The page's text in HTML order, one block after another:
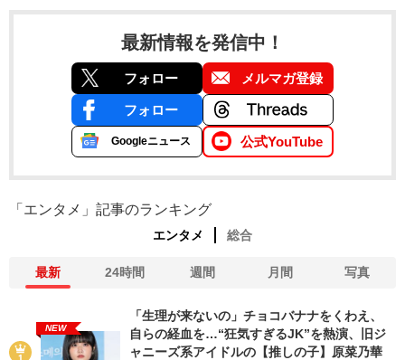
最新情報を発信中！
フォロー メルマガ登録
フォロー
Googleニュース 公式YouTube
「エンタメ」記事のランキング
エンタメ 総合
最新 24時間 週間 月間 写真
NEW
「生理が来ないの」チョコバナナをくわえ、
自らの経血を…“狂気すぎるJK”を熱演、旧ジ
ャニーズ系アイドルの【推しの子】原菜乃華